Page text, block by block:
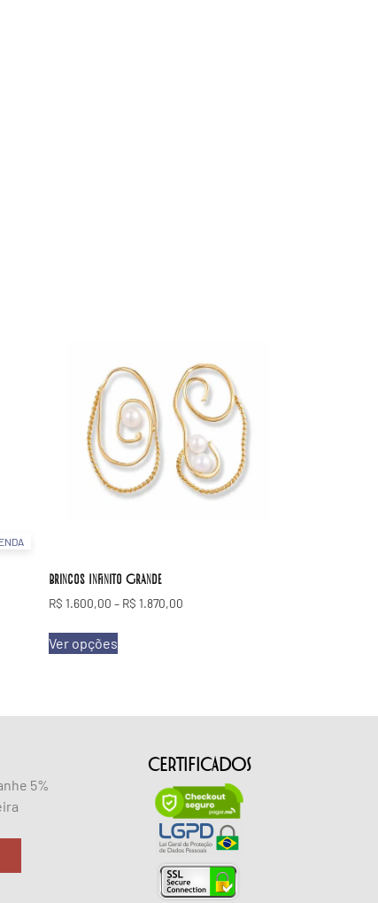
Brincos Infinito Grande
R$ 1.600,00 – R$ 1.870,00
Ver opções
5%
CERTIFICADOS